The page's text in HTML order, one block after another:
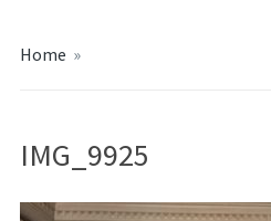
Home »
IMG_9925